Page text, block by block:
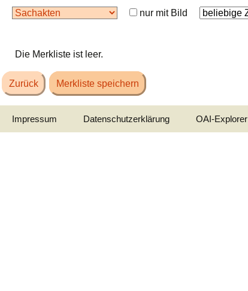
nur mit Bild
Die Merkliste ist leer.
Zurück Merkliste speichern
Impressum Datenschutzerklärung OAI-Explorer